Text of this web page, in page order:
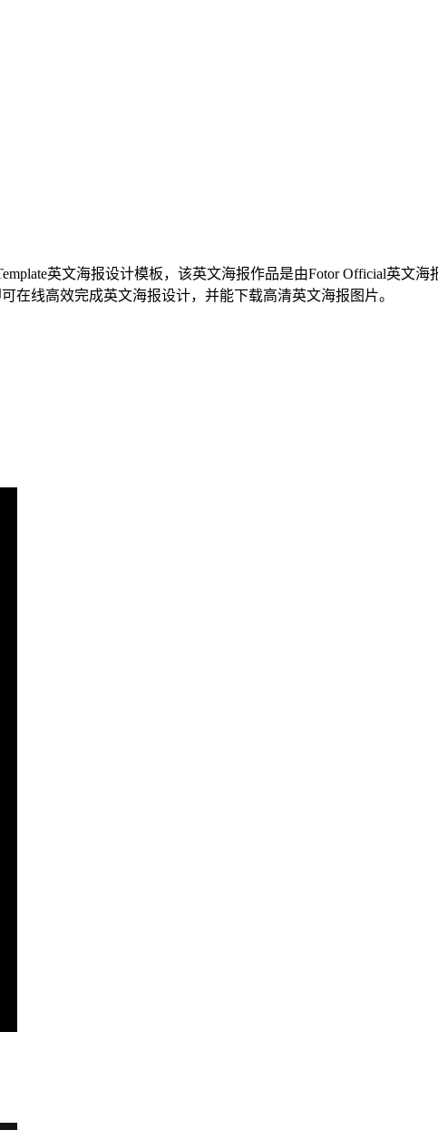
英文海报设计模板，该英文海报作品是由Fotor Official英文
在线高效完成英文海报设计，并能下载高清英文海报图片。